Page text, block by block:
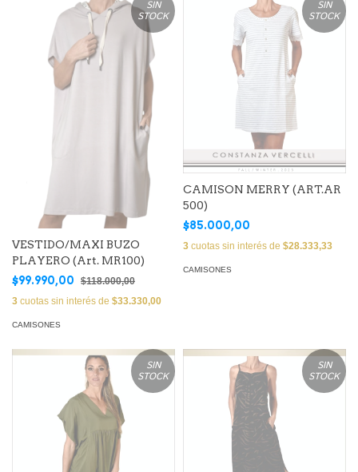
SIN
STOCK
VESTIDO/MAXI BUZO
PLAYERO (Art. MR100)
$99.990,00
$118.000,00
3 cuotas sin interés de $33.330,00
CAMISONES
SIN
STOCK
CAMISON MERRY (ART.AR
500)
$85.000,00
3 cuotas sin interés de $28.333,33
CAMISONES
SIN
STOCK
SIN
STOCK